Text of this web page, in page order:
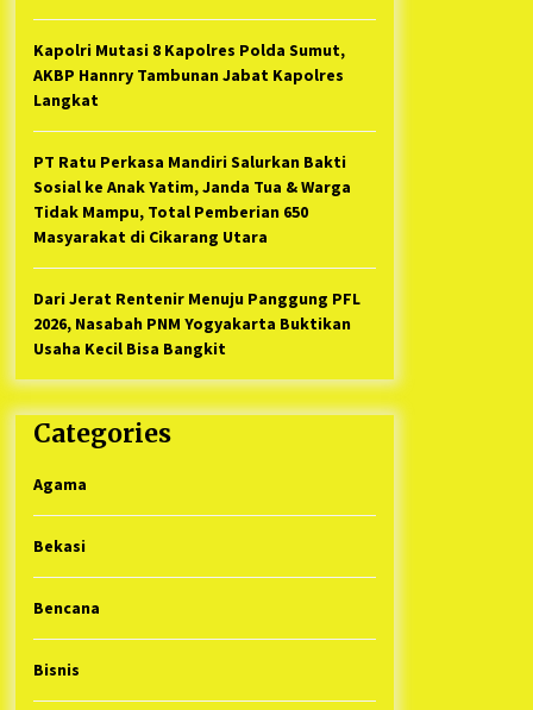
Kapolri Mutasi 8 Kapolres Polda Sumut,
AKBP Hannry Tambunan Jabat Kapolres
Langkat
PT Ratu Perkasa Mandiri Salurkan Bakti
Sosial ke Anak Yatim, Janda Tua & Warga
Tidak Mampu, Total Pemberian 650
Masyarakat di Cikarang Utara
Dari Jerat Rentenir Menuju Panggung PFL
2026, Nasabah PNM Yogyakarta Buktikan
Usaha Kecil Bisa Bangkit
Categories
Agama
Bekasi
Bencana
Bisnis